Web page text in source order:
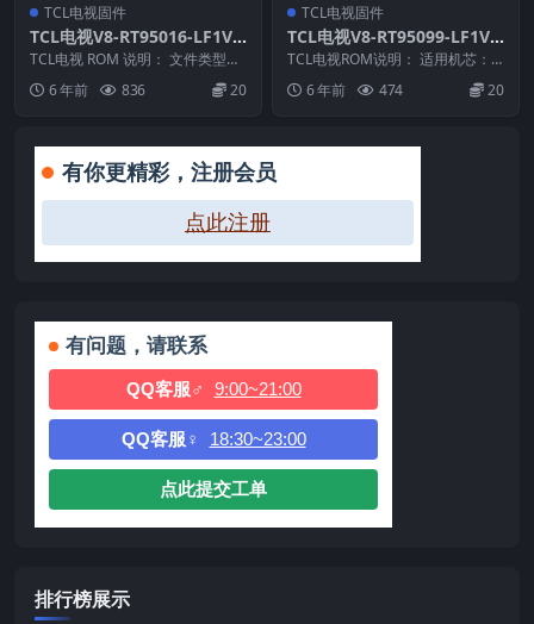
TCL电视固件
TCL电视V8-RT95016-LF1V0
35版本强刷电视固件包下载
TCL电视 ROM 说明： 文件类型：i
mg 适用机芯：RT95 适用机型：A
6... 6 年前 836 20
TCL电视固件
TCL电视V8-RT95099-LF1V0
49版本强刷电视固件包下载
TCL电视ROM说明： 适用机芯：R
T950A 适用版本：L40F3800U、
L... 6 年前 474 20
有你更精彩，注册会员
点此注册
有问题，请联系
QQ客服♂ 9:00~21:00
QQ客服♀ 18:30~23:00
点此提交工单
排行榜展示